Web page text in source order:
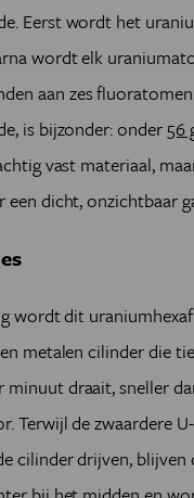
Eerst wordt het
wordt elk
aan zes
is bijzonder: onder 56
vast materiaal,
dicht, onzichtbaar
wordt dit
metalen cilinder die
draait, sneller
Terwijl de zwaardere
cilinder drijven, blijven